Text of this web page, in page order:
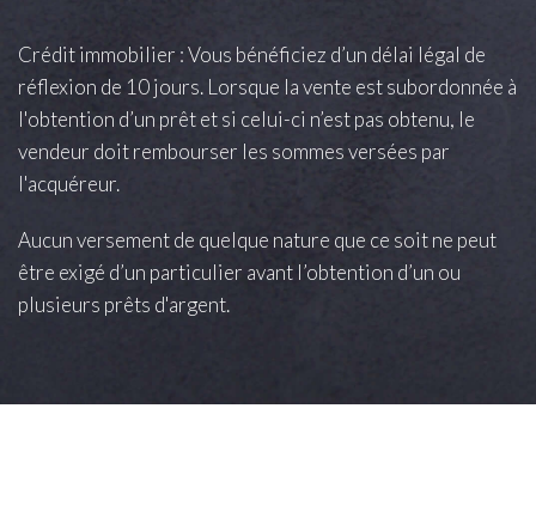
Crédit immobilier : Vous bénéficiez d’un délai légal de
réflexion de 10 jours. Lorsque la vente est subordonnée à
l'obtention d’un prêt et si celui-ci n’est pas obtenu, le
vendeur doit rembourser les sommes versées par
l'acquéreur.
Aucun versement de quelque nature que ce soit ne peut
être exigé d’un particulier avant l’obtention d’un ou
plusieurs prêts d'argent.